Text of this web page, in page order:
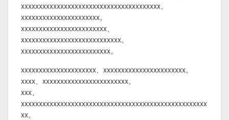
xxxxxxxxxxxxxxxxxxxxxxxxxxxxxxxxxxxxxxx、
xxxxxxxxxxxxxxxxxxxxxx。
xxxxxxxxxxxxxxxxxxxxxxxx、
xxxxxxxxxxxxxxxxxxxxxxxxxxxx。
xxxxxxxxxxxxxxxxxxxxxxxxx。
xxxxxxxxxxxxxxxxxxxxx、xxxxxxxxxxxxxxxxxxxxxxx。
xxxx、xxxxxxxxxxxxxxxxxxxxxxxx。
xxx、
xxxxxxxxxxxxxxxxxxxxxxxxxxxxxxxxxxxxxxxxxxxxxxxxxxxx
xx。